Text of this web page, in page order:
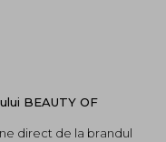
BEAUTY OF
direct de la brandul